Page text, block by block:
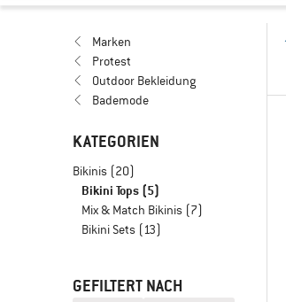
Marken
Protest
Outdoor Bekleidung
Bademode
KATEGORIEN
Bikinis (20)
Bikini Tops (5)
Mix & Match Bikinis (7)
Bikini Sets (13)
GEFILTERT NACH